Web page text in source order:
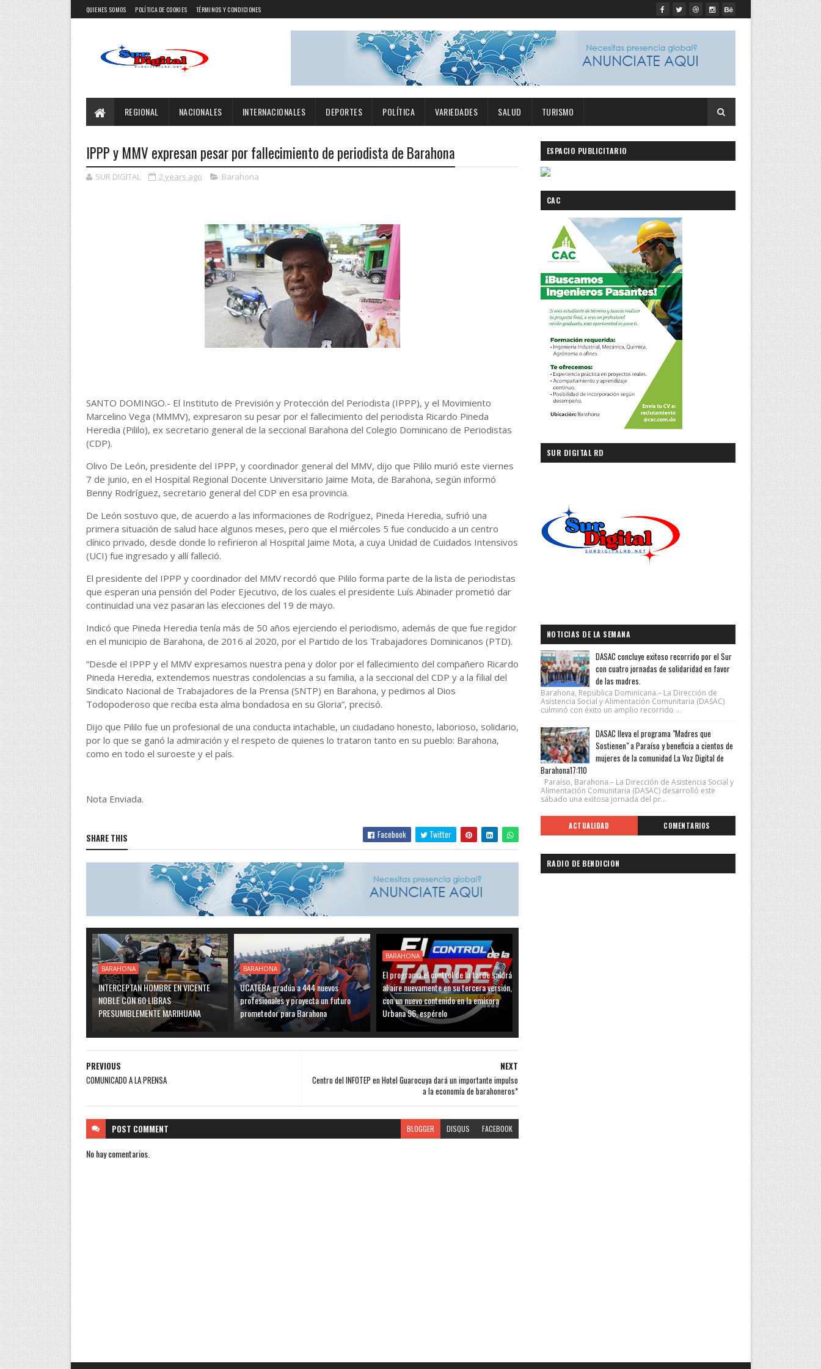
QUIENES SOMOS POLÍTICA DE COOKIES TÉRMINOS Y CONDICIONES
REGIONAL NACIONALES INTERNACIONALES DEPORTES POLÍTICA VARIEDADES SALUD TURISMO
IPPP y MMV expresan pesar por fallecimiento de periodista de Barahona
SUR DIGITAL 2 years ago Barahona
SANTO DOMINGO.- El Instituto de Previsión y Protección del Periodista (IPPP), y el Movimiento
Marcelino Vega (MMMV), expresaron su pesar por el fallecimiento del periodista Ricardo Pineda
Heredia (Pililo), ex secretario general de la seccional Barahona del Colegio Dominicano de Periodistas
(CDP).
Olivo De León, presidente del IPPP, y coordinador general del MMV, dijo que Pililo murió este viernes
7 de junio, en el Hospital Regional Docente Universitario Jaime Mota, de Barahona, según informó
Benny Rodríguez, secretario general del CDP en esa provincia.
De León sostuvo que, de acuerdo a las informaciones de Rodríguez, Pineda Heredia, sufrió una
primera situación de salud hace algunos meses, pero que el miércoles 5 fue conducido a un centro
clínico privado, desde donde lo refirieron al Hospital Jaime Mota, a cuya Unidad de Cuidados Intensivos
(UCI) fue ingresado y allí falleció.
El presidente del IPPP y coordinador del MMV recordó que Pililo forma parte de la lista de periodistas
que esperan una pensión del Poder Ejecutivo, de los cuales el presidente Luís Abinader prometió dar
continuidad una vez pasaran las elecciones del 19 de mayo.
Indicó que Pineda Heredia tenía más de 50 años ejerciendo el periodismo, además de que fue regidor
en el municipio de Barahona, de 2016 al 2020, por el Partido de los Trabajadores Dominicanos (PTD).
“Desde el IPPP y el MMV expresamos nuestra pena y dolor por el fallecimiento del compañero Ricardo
Pineda Heredia, extendemos nuestras condolencias a su familia, a la seccional del CDP y a la filial del
Sindicato Nacional de Trabajadores de la Prensa (SNTP) en Barahona, y pedimos al Dios
Todopoderoso que reciba esta alma bondadosa en su Gloria”, precisó.
Dijo que Pililo fue un profesional de una conducta intachable, un ciudadano honesto, laborioso, solidario,
por lo que se ganó la admiración y el respeto de quienes lo trataron tanto en su pueblo: Barahona,
como en todo el suroeste y el país.
Nota Enviada.
SHARE THIS Facebook Twitter
BARAHONA
INTERCEPTAN HOMBRE EN VICENTE
NOBLE CON 60 LIBRAS
PRESUMIBLEMENTE MARIHUANA
BARAHONA
UCATEBA gradúa a 444 nuevos
profesionales y proyecta un futuro
prometedor para Barahona
BARAHONA
El programa el control de la tarde saldrá
al aire nuevamente en su tercera versión,
con un nuevo contenido en la emisora
Urbana 96, espérelo
NEXT
Centro del INFOTEP en Hotel Guarocuya dará un importante impulso
a la economía de barahoneros*
PREVIOUS
COMUNICADO A LA PRENSA
POST COMMENT BLOGGER DISQUS FACEBOOK
No hay comentarios.
ESPACIO PUBLICITARIO
CAC
SUR DIGITAL RD
NOTICIAS DE LA SEMANA
DASAC concluye exitoso recorrido por el Sur
con cuatro jornadas de solidaridad en favor
de las madres.
Barahona, República Dominicana.– La Dirección de
Asistencia Social y Alimentación Comunitaria (DASAC)
culminó con éxito un amplio recorrido ...
DASAC lleva el programa "Madres que
Sostienen" a Paraíso y beneficia a cientos de
mujeres de la comunidad La Voz Digital de
Barahona17:110
Paraíso, Barahona.– La Dirección de Asistencia Social y
Alimentación Comunitaria (DASAC) desarrolló este
sábado una exitosa jornada del pr...
ACTUALIDAD COMENTARIOS
RADIO DE BENDICION